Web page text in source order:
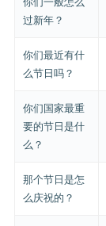
过新年？
你们最近有什
么节日吗？
你们国家最重
要的节日是什
么？
那个节日是怎
么庆祝的？